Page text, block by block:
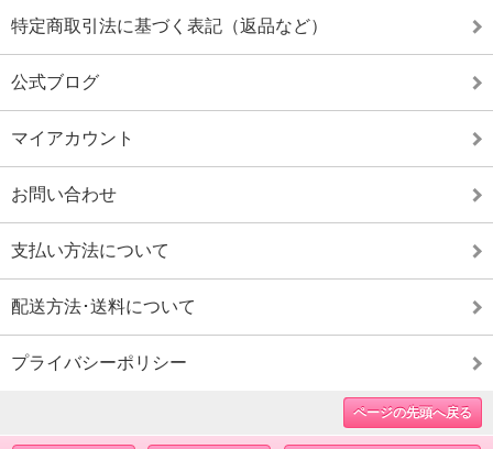
特定商取引法に基づく表記（返品など）
公式ブログ
マイアカウント
お問い合わせ
支払い方法について
配送方法･送料について
プライバシーポリシー
ページの先頭へ戻る